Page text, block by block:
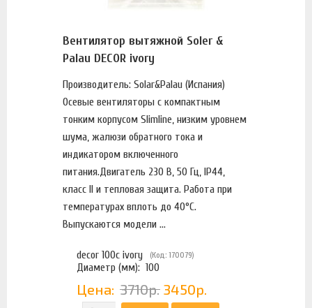
Вентилятор вытяжной Soler &
Palau DECOR ivory
Производитель: Solar&Palau (Испания)
Осевые вентиляторы с компактным
тонким корпусом Slimline, низким уровнем
шума, жалюзи обратного тока и
индикатором включенного
питания.Двигатель 230 В, 50 Гц, IP44,
класс II и тепловая защита. Работа при
температурах вплоть до 40°C.
Выпускаются модели ...
decor 100c ivory (Код: 170079)
Диаметр (мм):100
Цена:3710р. 3450р.